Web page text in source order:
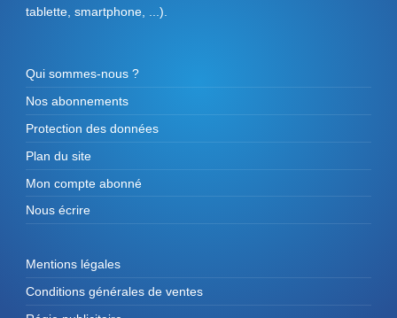
tablette, smartphone, ...).
Qui sommes-nous ?
Nos abonnements
Protection des données
Plan du site
Mon compte abonné
Nous écrire
Mentions légales
Conditions générales de ventes